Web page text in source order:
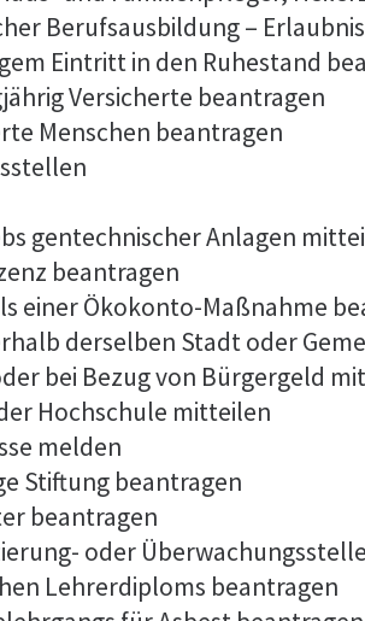
Berufsausbildung –
Eintritt in den Ruhestand
Versicherte beantragen
Menschen beantragen
gentechnischer Anlagen
beantragen
einer Ökokonto-Maßnahme
derselben Stadt oder
bei Bezug von Bürgergeld
Hochschule mitteilen
melden
Stiftung beantragen
beantragen
oder
Lehrerdiploms beantragen